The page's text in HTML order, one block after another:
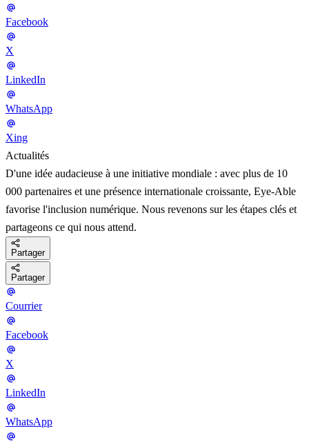
Facebook
X
LinkedIn
WhatsApp
Xing
Actualités
D'une idée audacieuse à une initiative mondiale : avec plus de 10
000 partenaires et une présence internationale croissante, Eye-Able
favorise l'inclusion numérique. Nous revenons sur les étapes clés et
partageons ce qui nous attend.
Partager
Partager
Courrier
Facebook
X
LinkedIn
WhatsApp